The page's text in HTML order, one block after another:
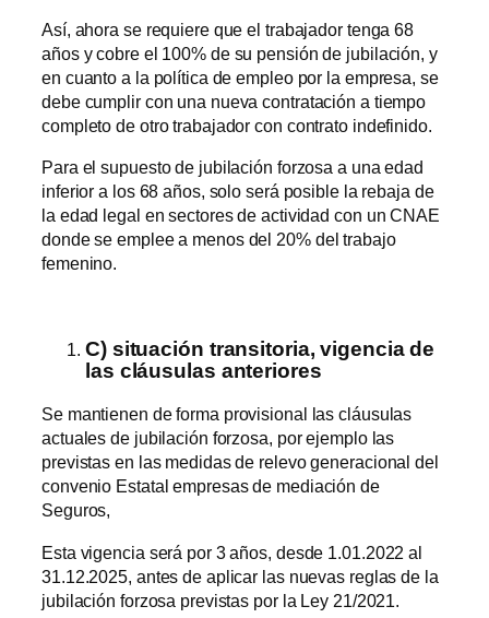
Así, ahora se requiere que el trabajador tenga 68
años y cobre el 100% de su pensión de jubilación, y
en cuanto a la política de empleo por la empresa, se
debe cumplir con una nueva contratación a tiempo
completo de otro trabajador con contrato indefinido.
Para el supuesto de jubilación forzosa a una edad
inferior a los 68 años, solo será posible la rebaja de
la edad legal en sectores de actividad con un CNAE
donde se emplee a menos del 20% del trabajo
femenino.
C) situación transitoria, vigencia de
las cláusulas anteriores
Se mantienen de forma provisional las cláusulas
actuales de jubilación forzosa, por ejemplo las
previstas en las medidas de relevo generacional del
convenio Estatal empresas de mediación de
Seguros,
Esta vigencia será por 3 años, desde 1.01.2022 al
31.12.2025, antes de aplicar las nuevas reglas de la
jubilación forzosa previstas por la Ley 21/2021.